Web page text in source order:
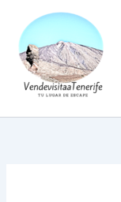
contenido